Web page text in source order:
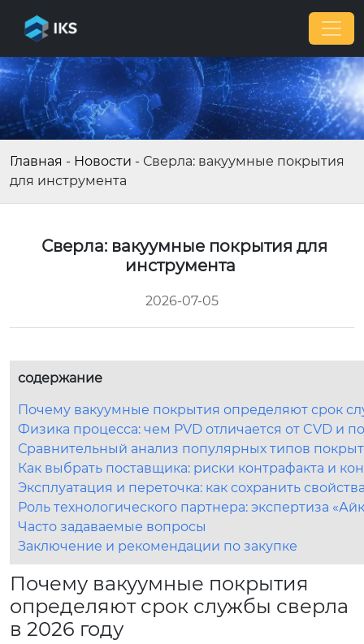
Главная - Новости - Сверла: вакуумные покрытия
для инструмента
Сверла: вакуумные покрытия для
инструмента
2026-07-05
содержание
Почему вакуумные покрытия определяют срок
Физика процесса: чем PVD отличается от CVD и
Сравнительный анализ популярных типов
Как выбрать поставщика: риски контрафакта и
Эксплуатация и переточка: как сохранить
Роль технологического партнера: экспертиза
Часто задаваемые вопросы
Заключение и рекомендации по закупке
Почему вакуумные покрытия
определяют срок службы сверла
в 2026 году